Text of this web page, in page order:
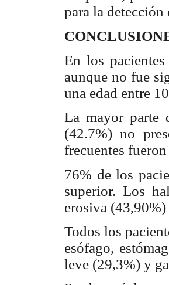
para la detección
En los
aunque no fue
una edad entre
La mayor parte
(42.7%) no
frecuentes
76% de los
superior. Los
erosiva
Todos los
esófago,
leve (29,3%) y